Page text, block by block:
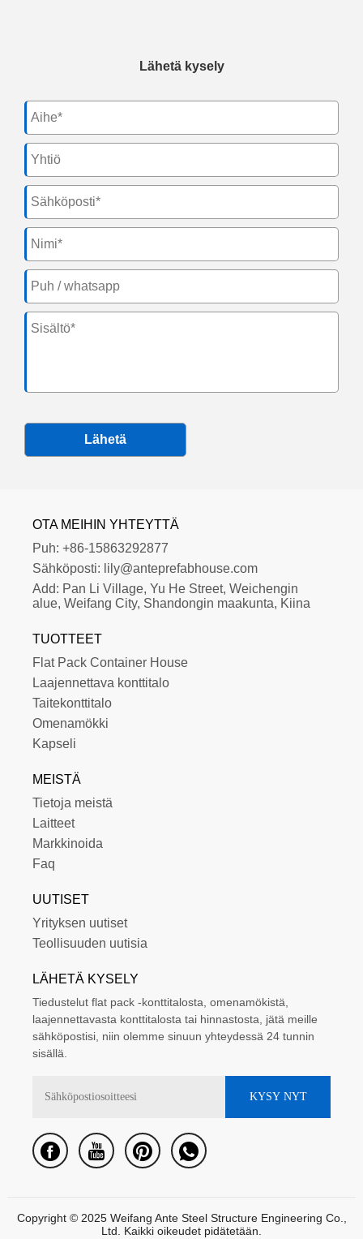
Lähetä kysely
Lähetä
OTA MEIHIN YHTEYTTÄ
Puh: +86-15863292877
Sähköposti: lily@anteprefabhouse.com
Add: Pan Li Village, Yu He Street, Weichengin
alue, Weifang City, Shandongin maakunta, Kiina
TUOTTEET
Flat Pack Container House
Laajennettava konttitalo
Taitekonttitalo
Omenamökki
Kapseli
MEISTÄ
Tietoja meistä
Laitteet
Markkinoida
Faq
UUTISET
Yrityksen uutiset
Teollisuuden uutisia
LÄHETÄ KYSELY
Tiedustelut flat pack -konttitalosta, omenamökistä,
laajennettavasta konttitalosta tai hinnastosta, jätä meille
sähköpostisi, niin olemme sinuun yhteydessä 24 tunnin
sisällä.
Copyright © 2025 Weifang Ante Steel Structure Engineering Co.,
Ltd. Kaikki oikeudet pidätetään.